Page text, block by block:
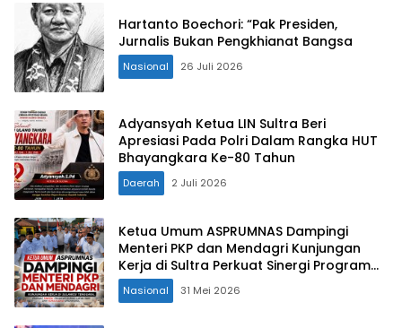
Hartanto Boechori: “Pak Presiden,
Jurnalis Bukan Pengkhianat Bangsa
Nasional 26 Juli 2026
Adyansyah Ketua LIN Sultra Beri
Apresiasi Pada Polri Dalam Rangka HUT
Bhayangkara Ke-80 Tahun
Daerah 2 Juli 2026
Ketua Umum ASPRUMNAS Dampingi
Menteri PKP dan Mendagri Kunjungan
Kerja di Sultra Perkuat Sinergi Program
Rumah Layak Huni dan Konsolidasi
Organisasi
Nasional 31 Mei 2026